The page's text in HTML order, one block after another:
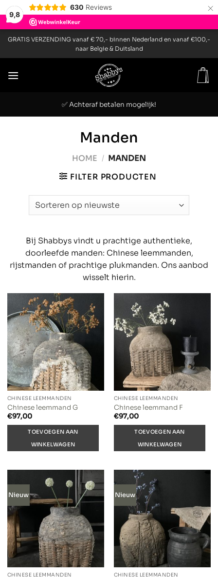
9,8
630 Reviews ×
Ga
inhoud
GRATIS VERZENDING vanaf € 70,- binnen Nederland en vanaf €100,-
naar Belgie & Duitsland
✅ Achteraf betalen mogelijk!
Manden
HOME / MANDEN
FILTER PRODUCTEN
Bij Shabbys vindt u prachtige authentieke,
doorleefde manden: Chinese leemmanden,
rijstmanden of prachtige plukmanden. Ons aanbod
wisselt hierin.
CHINESE LEEMMANDEN
Chinese leemmand G
€97,00
TOEVOEGEN AAN
WINKELWAGEN
CHINESE LEEMMANDEN
Chinese leemmand F
€97,00
TOEVOEGEN AAN
WINKELWAGEN
Nieuw
CHINESE LEEMMANDEN
Nieuw
CHINESE LEEMMANDEN